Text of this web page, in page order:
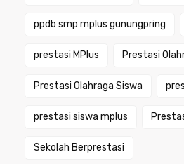
ppdb smp mplus gunungpring
prestasi MPlus Prestasi
Prestasi Olahraga Siswa
prestasi siswa mplus
Sekolah Berprestasi